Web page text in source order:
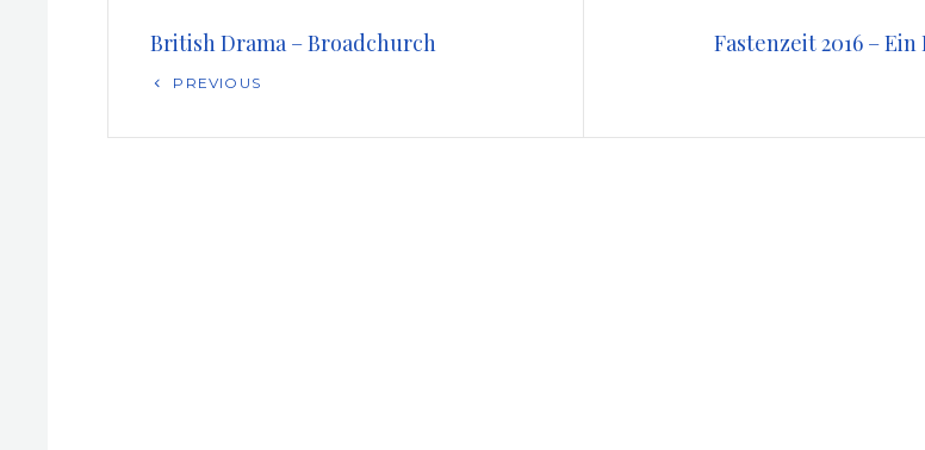
British Drama – Broadchurch
Previous
PREVIOUS
Fastenzeit 2016 –